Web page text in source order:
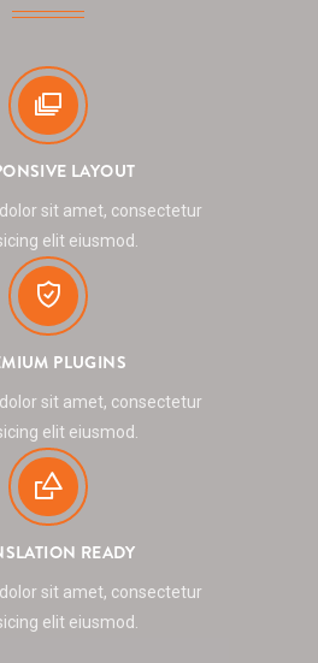
LAYOUT
sit amet, consectetur
elit eiusmod.
PLUGINS
dolor sit amet, consectetur
elit eiusmod.
READY
dolor sit amet, consectetur
elit eiusmod.